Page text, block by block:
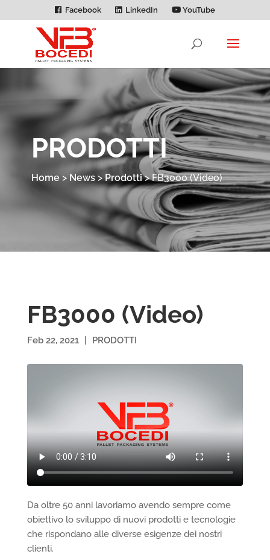
Facebook LinkedIn YouTube
PRODOTTI
Home > News>Prodotti>FB3000 (Video)
FB3000 (Video)
Feb 22, 2021 PRODOTTI
Da oltre 50 anni lavoriamo avendo sempre come
obiettivo lo sviluppo di nuovi prodotti e tecnologie
che rispondano alle diverse esigenze dei nostri
clienti.